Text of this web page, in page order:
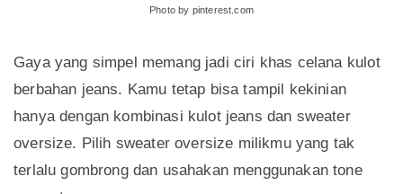
Photo by pinterest.com
Gaya yang simpel memang jadi ciri khas celana kulot
berbahan jeans. Kamu tetap bisa tampil kekinian
hanya dengan kombinasi kulot jeans dan sweater
oversize. Pilih sweater oversize milikmu yang tak
terlalu gombrong dan usahakan menggunakan tone